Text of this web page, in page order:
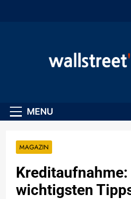
MENU
MAGAZIN
Kreditaufnahme:
wichtigsten